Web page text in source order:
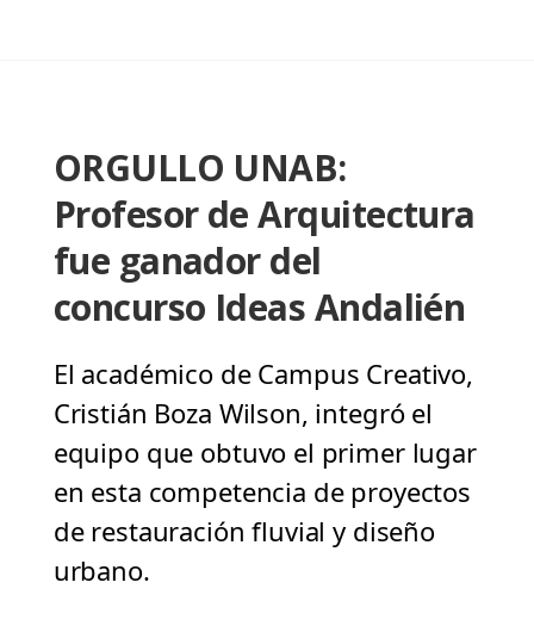
ORGULLO UNAB:
Profesor de Arquitectura
fue ganador del
concurso Ideas Andalién
El académico de Campus Creativo,
Cristián Boza Wilson, integró el
equipo que obtuvo el primer lugar
en esta competencia de proyectos
de restauración fluvial y diseño
urbano.